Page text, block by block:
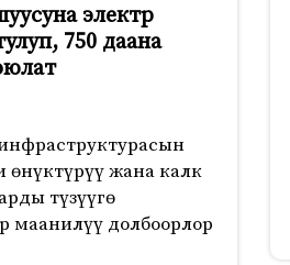
электр
750 даана
жана калк
түзүүгө
маанилүү долбоорлор